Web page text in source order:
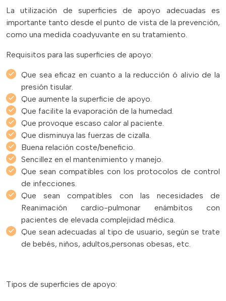
La utilización de superficies de apoyo adecuadas es
importante tanto desde el punto de vista de la prevención,
como una medida coadyuvante en su tratamiento.
Requisitos para las superficies de apoyo:
Que sea eficaz en cuanto a la reducción ó alivio de la
presión tisular.
Que aumente la superficie de apoyo.
Que facilite la evaporación de la humedad.
Que provoque escaso calor al paciente.
Que disminuya las fuerzas de cizalla.
Buena relación coste/beneficio.
Sencillez en el mantenimiento y manejo.
Que sean compatibles con los protocolos de control
de infecciones.
Que sean compatibles con las necesidades de
Reanimación cardio-pulmonar enámbitos con
pacientes de elevada complejidad médica.
Que sean adecuadas al tipo de usuario, según se trate
de bebés, niños, adultos,personas obesas, etc.
Tipos de superficies de apoyo: